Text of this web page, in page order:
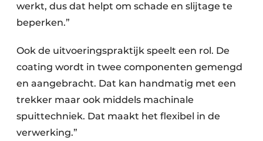
werkt, dus dat helpt om schade en slijtage te
beperken.”
Ook de uitvoeringspraktijk speelt een rol. De
coating wordt in twee componenten gemengd
en aangebracht. Dat kan handmatig met een
trekker maar ook middels machinale
spuittechniek. Dat maakt het flexibel in de
verwerking.”